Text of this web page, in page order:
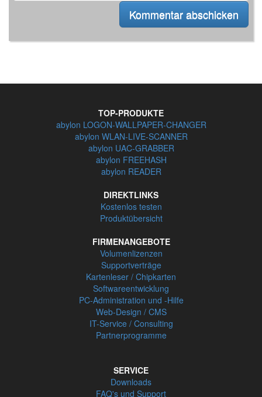
TOP-PRODUKTE
abylon LOGON-WALLPAPER-CHANGER
abylon WLAN-LIVE-SCANNER
abylon UAC-GRABBER
abylon FREEHASH
abylon READER
DIREKTLINKS
Kostenlos testen
Produktübersicht
FIRMENANGEBOTE
Volumenlizenzen
Supportverträge
Kartenleser / Chipkarten
Softwareentwicklung
PC-Administration und -Hilfe
Web-Design / CMS
IT-Service / Consulting
Partnerprogramme
SERVICE
Downloads
FAQ's und Support